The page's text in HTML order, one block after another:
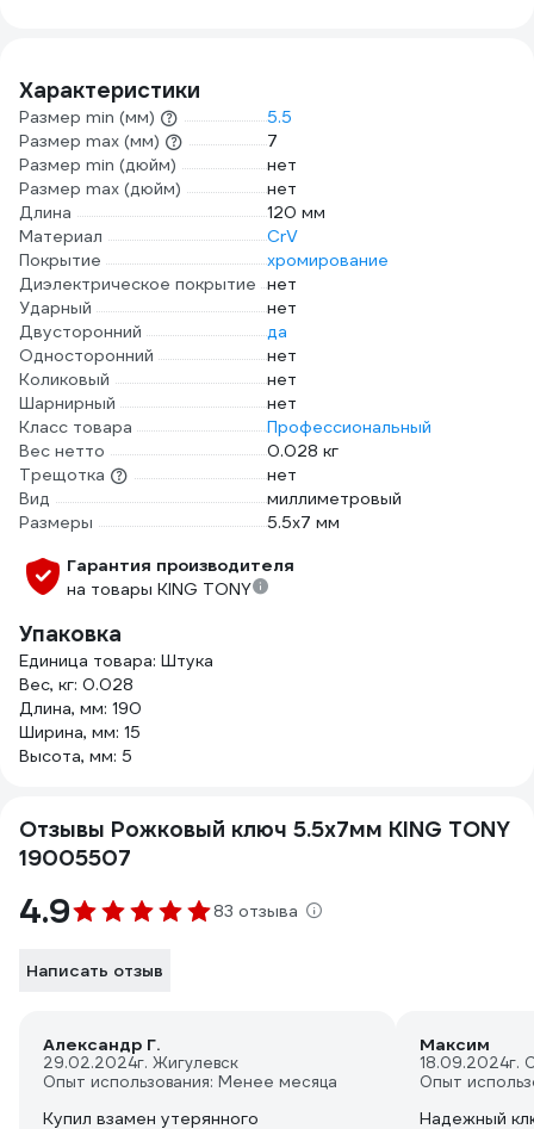
Характеристики
Размер min (мм)
5.5
Размер max (мм)
7
Размер min (дюйм)
нет
Размер max (дюйм)
нет
Длина
120 мм
Материал
CrV
Покрытие
хромирование
Диэлектрическое покрытие нет
Ударный
нет
Двусторонний
да
Односторонний
нет
Коликовый
нет
Шарнирный
нет
Класс товара
Профессиональный
Вес нетто
0.028 кг
Трещотка
нет
Вид
миллиметровый
Размеры
5.5х7 мм
Гарантия производителя
на товары KING TONY
Упаковка
Единица товара: Штука
Вес, кг: 0.028
Длина, мм: 190
Ширина, мм: 15
Высота, мм: 5
Отзывы Рожковый ключ 5.5x7мм KING TONY
19005507
4.9 83 отзыва
Написать отзыв
Александр Г.
29.02.2024г. Жигулевск
Опыт использования: Менее месяца
Купил взамен утерянного
Максим
18.09.2024г.
Опыт
Надежный